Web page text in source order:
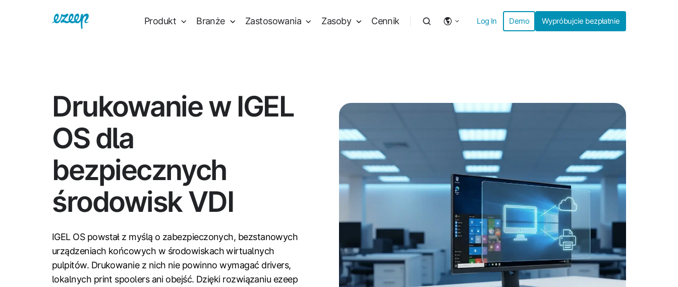
Produkt Branże Zastosowania Zasoby Cennik Log In Demo Wypróbujcie bezpłatnie
Drukowanie w IGEL
OS dla
bezpiecznych
środowisk VDI
IGEL OS powstał z myślą o zabezpieczonych, bezstanowych
urządzeniach końcowych w środowiskach wirtualnych
pulpitów. Drukowanie z nich nie powinno wymagać drivers,
lokalnych print spoolers ani obejść. Dzięki rozwiązaniu ezeep